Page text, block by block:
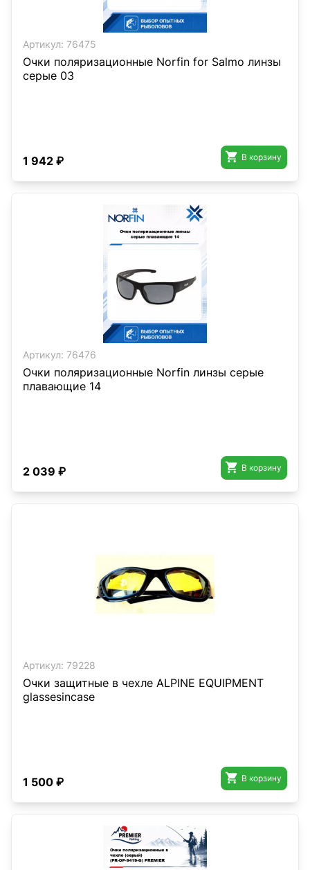
Артикул: 76475
Очки поляризационные Norfin for Salmo линзы
серые 03
1 942 ₽  В корзину
Артикул: 76476
Очки поляризационные Norfin линзы серые
плавающие 14
2 039 ₽  В корзину
Артикул: 79228
Очки защитные в чехле ALPINE EQUIPMENT
glassesincase
1 500 ₽  В корзину